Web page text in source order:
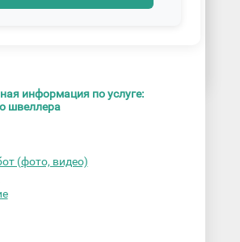
информация по услуге:
швеллера
(фото, видео)